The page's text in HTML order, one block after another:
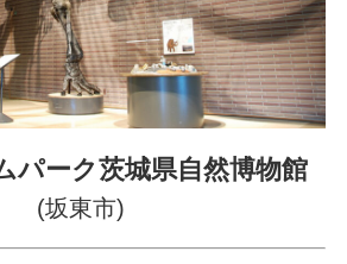
パーク茨城県自然博物館
(坂東市)